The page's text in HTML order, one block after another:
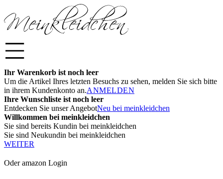
Ihr Warenkorb ist noch leer
Um die Artikel Ihres letzten Besuchs zu sehen, melden Sie sich bitte
in ihrem Kundenkonto an.ANMELDEN
Ihre Wunschliste ist noch leer
Entdecken Sie unser AngebotNeu bei meinkleidchen
Willkommen bei meinkleidchen
Sie sind bereits Kundin bei meinkleidchen
Sie sind Neukundin bei meinkleidchen
WEITER
Oder amazon Login